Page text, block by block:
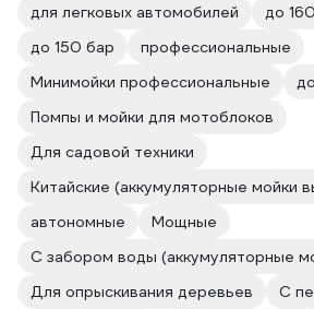
для легковых автомобилей
до
до 150 бар
профессиональные
Минимойки профессиональные
Помпы и мойки для мотоблоков
Для садовой техники
Китайские (аккумуляторные мойки
автономные
Мощные
Для опрыскивания деревьев
С